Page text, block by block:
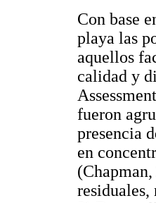
Con base
playa las
aquellos
calidad y
fueron
presencia
en
residuales,